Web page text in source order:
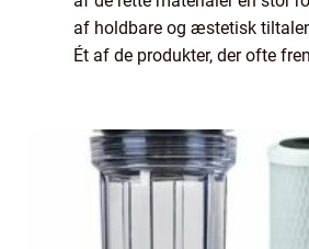
af holdbare og æstetisk
Ét af de produkter, der ofte